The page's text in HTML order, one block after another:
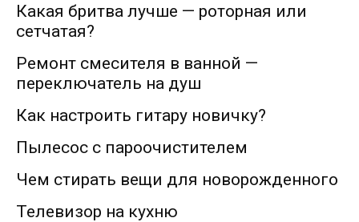
Какая бритва лучше — роторная или
сетчатая?
Ремонт смесителя в ванной —
переключатель на душ
Как настроить гитару новичку?
Пылесос с пароочистителем
Чем стирать вещи для новорожденного
Телевизор на кухню